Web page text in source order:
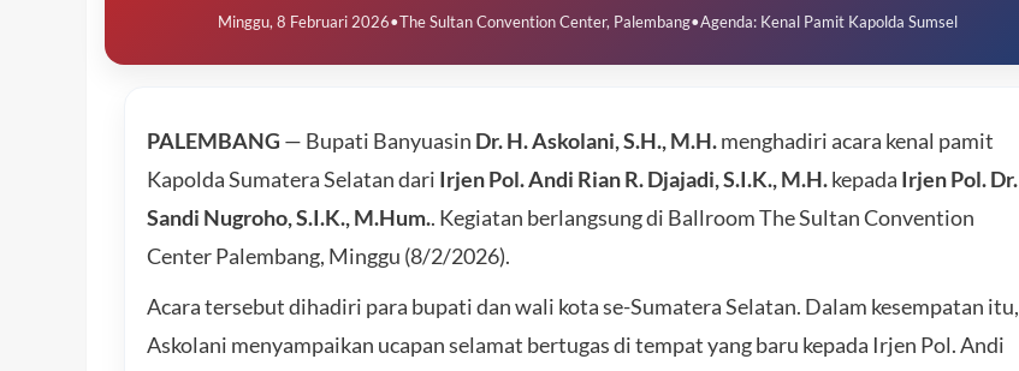
Minggu, 8 Februari 2026•The Sultan Convention Center, Palembang•Agenda: Kenal Pamit Kapolda Sumsel
PALEMBANG — Bupati Banyuasin Dr. H. Askolani, S.H., M.H.menghadiri acara kenal pamit
Kapolda Sumatera Selatan dari Irjen Pol. Andi Rian R. Djajadi, S.I.K., M.H.kepada Irjen Pol. Dr.
Sandi Nugroho, S.I.K., M.Hum.. Kegiatan berlangsung di Ballroom The Sultan Convention
Center Palembang, Minggu (8/2/2026).
Acara tersebut dihadiri para bupati dan wali kota se-Sumatera Selatan. Dalam kesempatan itu,
Askolani menyampaikan ucapan selamat bertugas di tempat yang baru kepada Irjen Pol. Andi